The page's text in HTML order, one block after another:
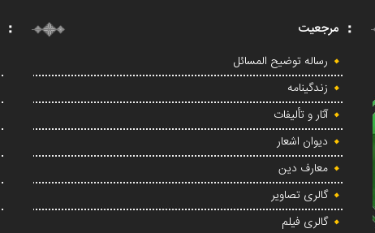
مرجعیت
رساله توضیح المسائل
زندگینامه
آثار و تألیفات
دیوان اشعار
معارف دین
گالری تصاویر
گالری فیلم